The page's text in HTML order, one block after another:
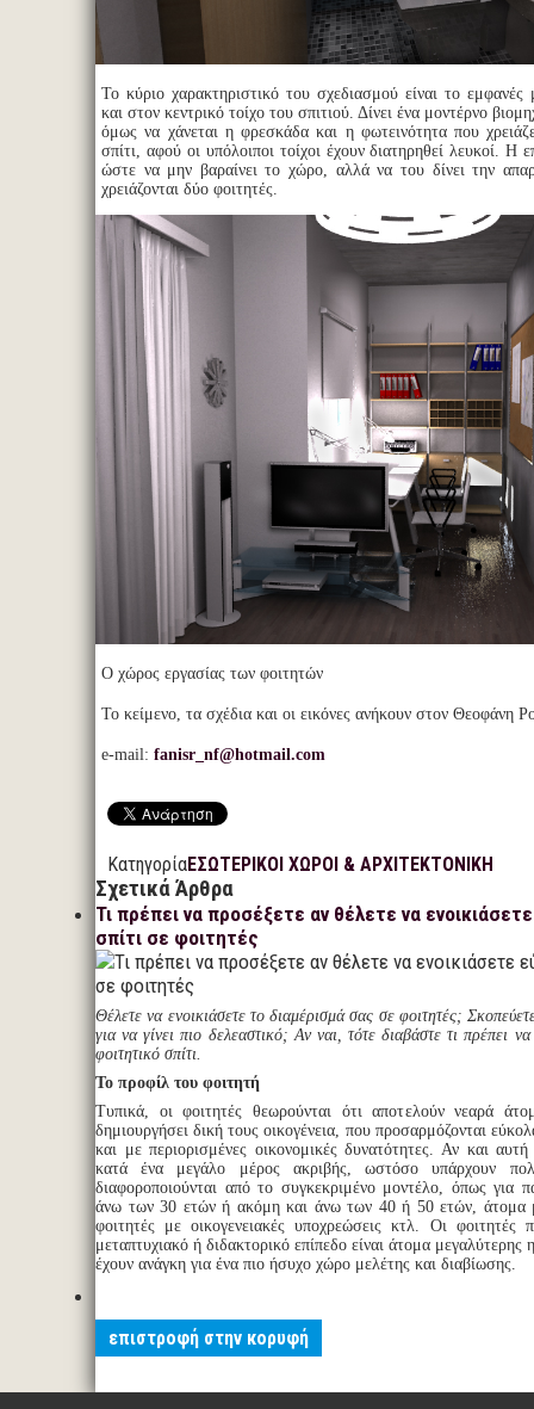
Το κύριο χαρακτηριστικό του σχεδιασμού είναι το εμφανές
και στον κεντρικό τοίχο του σπιτιού. Δίνει ένα μοντέρνο
όμως να χάνεται η φρεσκάδα και η φωτεινότητα που
σπίτι, αφού οι υπόλοιποι τοίχοι έχουν διατηρηθεί λευκοί. Η
ώστε να μην βαραίνει το χώρο, αλλά να του δίνει την
χρειάζονται δύο φοιτητές.
Ο χώρος εργασίας των φοιτητών
Το κείμενο, τα σχέδια και οι εικόνες ανήκουν στον Θεοφάνη
e-mail: fanisr_nf@hotmail.com
ΚατηγορίαΕΣΩΤΕΡΙΚΟΙ ΧΩΡΟΙ & ΑΡΧΙΤΕΚΤΟΝΙΚΗ
Σχετικά Άρθρα
Τι πρέπει να προσέξετε αν θέλετε να
σπίτι σε φοιτητές
Θέλετε να ενοικιάσετε το διαμέρισμά σας σε φοιτητές;
για να γίνει πιο δελεαστικό; Αν ναι, τότε διαβάστε τι πρέπει να
φοιτητικό σπίτι.
Το προφίλ του φοιτητή
Τυπικά, οι φοιτητές θεωρούνται ότι αποτελούν νεαρά
δημιουργήσει δική τους οικογένεια, που προσαρμόζονται
και με περιορισμένες οικονομικές δυνατότητες. Αν και
κατά ένα μεγάλο μέρος ακριβής, ωστόσο υπάρχουν
διαφοροποιούνται από το συγκεκριμένο μοντέλο, όπως για
άνω των 30 ετών ή ακόμη και άνω των 40 ή 50 ετών, άτομα
φοιτητές με οικογενειακές υποχρεώσεις κτλ. Οι φοιτητές
μεταπτυχιακό ή διδακτορικό επίπεδο είναι άτομα μεγαλύτερης
έχουν ανάγκη για ένα πιο ήσυχο χώρο μελέτης και διαβίωσης.
επιστροφή στην κορυφή